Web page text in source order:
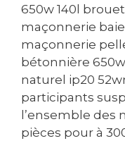
650w 140l
maçonnerie
maçonnerie
bétonnière
naturel ip20
participants
l’ensemble des
pièces pour à